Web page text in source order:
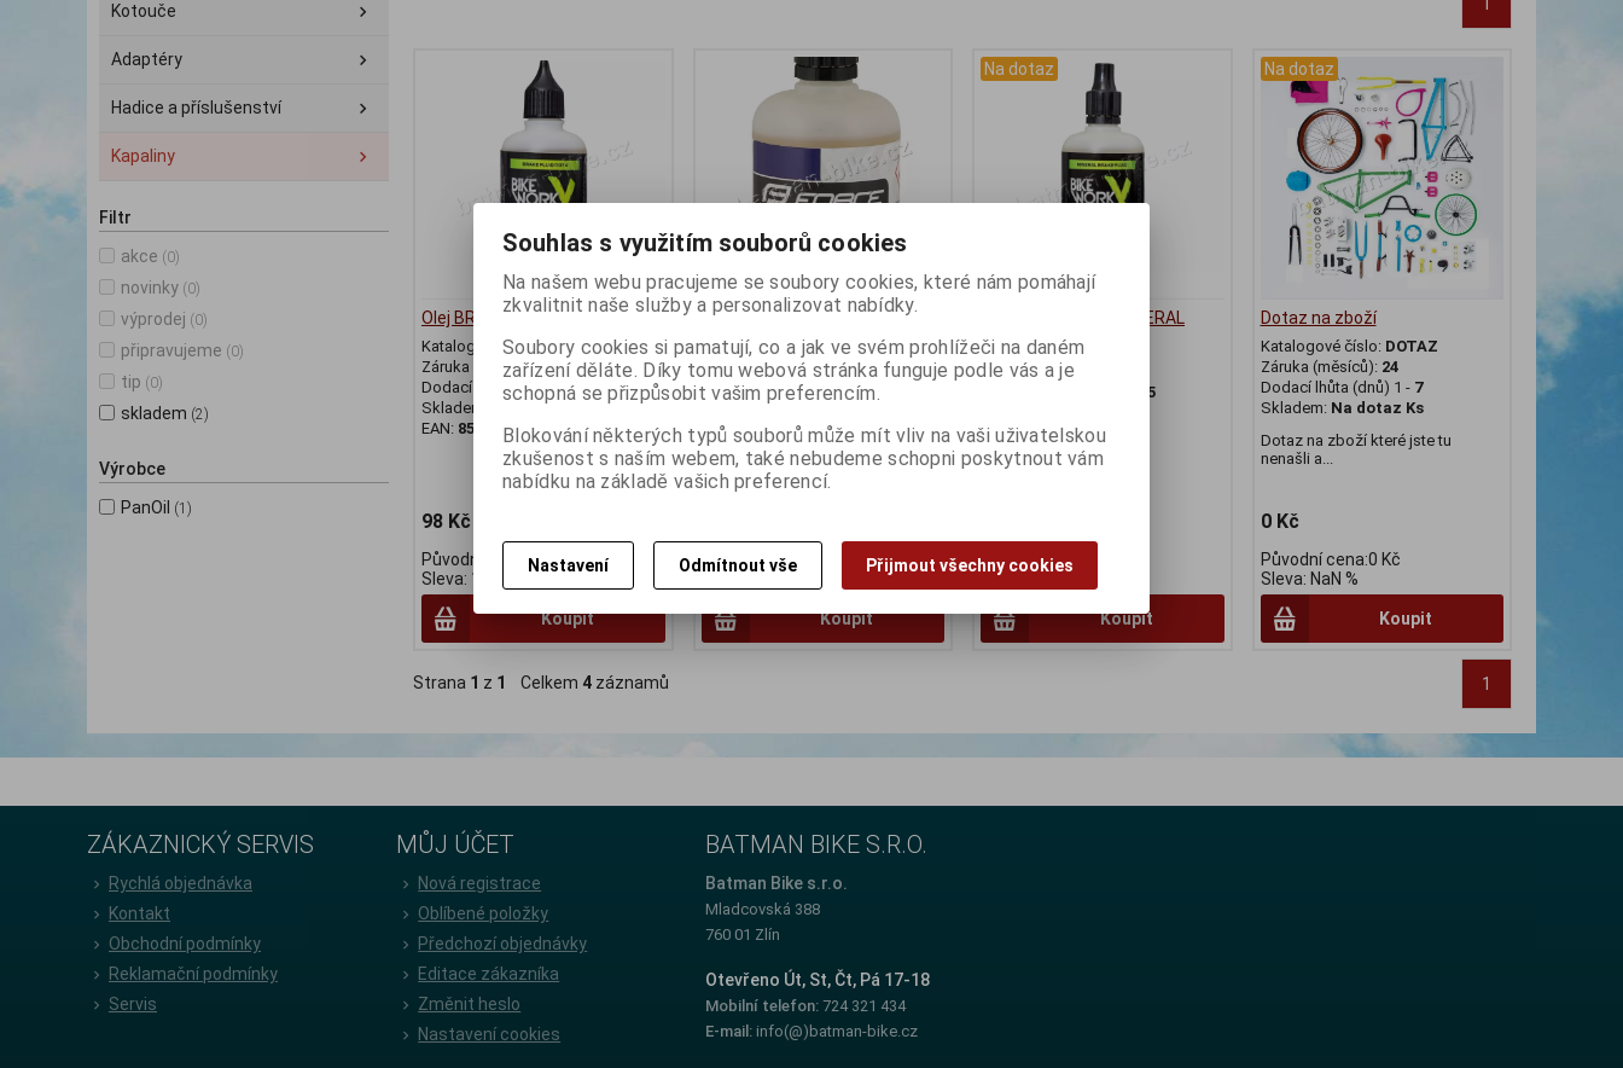
Kotouče
Adaptéry
Hadice a příslušenství
Kapaliny
Filtr
akce (0)
novinky (0)
výprodej (0)
připravujeme (0)
tip (0)
skladem (2)
Výrobce
PanOil (1)
Olej BRAKE STAR DOT4 100ml
Katalogové číslo:895891
Záruka (měsíců):24
Dodací lhůta (dnů) 1 -7
Skladem:
Poslední ks
EAN: 8594052650297
98 Kč
Původní cena:109 Kč
Sleva: 10 %
Koupit
Olej brzdový FORCE MINERAL
Brake Oil 100ml
Katalogové číslo:895897
Záruka (měsíců):24
Skladem:Poslední ks
EAN:
8592627113901
Původní cena:149 Kč
Koupit
Na dotaz
Olej BRAKE STAR MINERAL
100ml
Výrobce:PanOil
895895
Dodací lhůta (dnů) 1 -
Skladem:Na dotaz ks
EAN:
Původní cena:109 Kč
Sleva: 10 %
Koupit
Na dotaz
Dotaz na zboží
Katalogové číslo: DOTAZ
Záruka (měsíců): 24
Dodací lhůta (dnů) 1 -7
Skladem: Na dotaz Ks
Dotaz na zboží které jste tu
nenašli a...
0 Kč
Původní cena:0 Kč
Sleva: NaN %
Koupit
Strana 1 z 1 Celkem 4 záznamů 1
ZÁKAZNICKÝ SERVIS
Rychlá objednávka
Kontakt
Obchodní podmínky
Reklamační podmínky
Servis
MŮJ ÚČET
Nová registrace
Oblíbené položky
Předchozí objednávky
Editace zákazníka
Změnit heslo
Nastavení cookies
BATMAN BIKE S.R.O.
Batman Bike s.r.o.
Mladcovská 388
760 01 Zlín
Otevřeno Út, St, Čt, Pá 17-18
Mobilní telefon:724 321 434
E-mail: info(@)batman-bike.cz
Souhlas s využitím souborů cookies
Na našem webu pracujeme se soubory cookies, které nám pomáhají
zkvalitnit naše služby a personalizovat nabídky.
Soubory cookies si pamatují, co a jak ve svém prohlížeči na daném
zařízení děláte. Díky tomu webová stránka funguje podle vás a je
schopná se přizpůsobit vašim preferencím.
Blokování některých typů souborů může mít vliv na vaši uživatelskou
zkušenost s naším webem, také nebudeme schopni poskytnout vám
nabídku na základě vašich preferencí.
Nastavení Odmítnout vše Přijmout všechny cookies